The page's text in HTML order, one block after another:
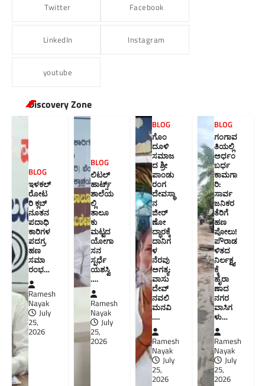
Twitter Facebook
LinkedIn Instagram
youtube
Discovery Zone
BLOG
ಇಳಕಲ್
ರೋಟ
ರಿ ಕ್ಲಬ್
ನೂತನ‌
ಪದಾಧಿ
ಕಾರಿಗಳ
ಪದಗ್ರ
ಹಣ
ಸಮಾ
ರಂಭ…
Ramesh
Nayak
July
25,
2026
BLOG
ಲಿಟಲ್
ಹಾರ್ಟ್ಸ್
ಶಾಲೆಯ
ಲ್ಲಿ
ತಾಲೂ
ಕು
ಮಟ್ಟದ
ಯೋಗಾ
ಸನ
ಸ್ಪರ್ಧೆ
ಯಶಸ್ವಿ
….
Ramesh
Nayak
July
25,
2026
BLOG
ಗೊಂ
ದೂಳಿ
ಸಮಾಜ
ದ ಶ್ರೀ
ಪಾಂಡು
ರಂಗ
ದೇವಸ್ಥಾ
ನ
ಜೀರ್
ಣೋ
ದ್ಧಾರಕ್ಕೆ
ದಾನಿಗ
ಳ
ನೆರವು
ಅಗತ್ಯ:
ವಾಸು
ದೇವ್
ನವಲಿ
ಮನವಿ​
….
Ramesh
Nayak
July
25,
2026
BLOG
ಗಂಗಾವ
ತಿಯಲ್ಲಿ
ಅರ್ಧಂ
ಬರ್ಧ
ಕಾಮಗಾ
ರಿ:
ಸಾರ್ವ
ಜನಿಕರ
ತೆರಿಗೆ
ಹಣ
ಪೋಲು!
ಪೌರಾಡ
ಳಿತದ
ನಿರ್ಲಕ್ಷ್ಯ
ಕ್ಕೆ
ಹೈರಾ
ಣಾದ
ನಗರ
ವಾಸಿಗ
ಳು​…
Ramesh
Nayak
July
25,
2026